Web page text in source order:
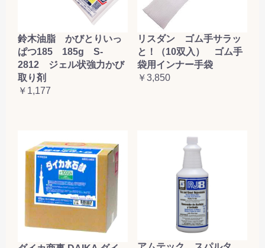
鈴木油脂 かびとりいっ
ぱつ185 185g S-
2812 ジェル状強力かび
取り剤
￥1,177
リスダン ゴム手サラッ
と！（10双入） ゴム手
袋用インナー手袋
￥3,850